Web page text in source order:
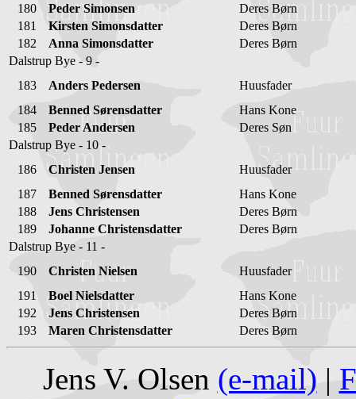
180
Peder Simonsen
Deres Børn
181
Kirsten Simonsdatter
Deres Børn
182
Anna Simonsdatter
Deres Børn
Dalstrup Bye - 9 -
183
Anders Pedersen
Huusfader
184
Benned Sørensdatter
Hans Kone
185
Peder Andersen
Deres Søn
Dalstrup Bye - 10 -
186
Christen Jensen
Huusfader
187
Benned Sørensdatter
Hans Kone
188
Jens Christensen
Deres Børn
189
Johanne Christensdatter
Deres Børn
Dalstrup Bye - 11 -
190
Christen Nielsen
Huusfader
191
Boel Nielsdatter
Hans Kone
192
Jens Christensen
Deres Børn
193
Maren Christensdatter Deres Børn
Jens V. Olsen (e-mail) |